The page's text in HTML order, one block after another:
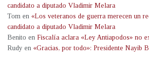
candidato a diputado Vladimir Melara
Tom en «Los veteranos de guerra merecen un
candidato a diputado Vladimir Melara
Benito en Fiscalía aclara «Ley Antiapodos» no
Rudy en «Gracias, por todo»: Presidente Nayib